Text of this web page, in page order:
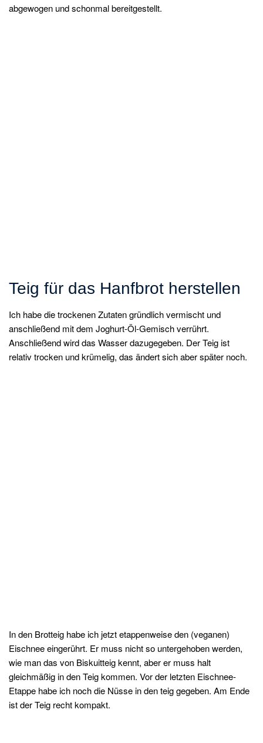
abgewogen und schonmal bereitgestellt.
Teig für das Hanfbrot herstellen
Ich habe die trockenen Zutaten gründlich vermischt und
anschließend mit dem Joghurt-Öl-Gemisch verrührt.
Anschließend wird das Wasser dazugegeben. Der Teig ist
relativ trocken und krümelig, das ändert sich aber später noch.
In den Brotteig habe ich jetzt etappenweise den (veganen)
Eischnee eingerührt. Er muss nicht so untergehoben werden,
wie man das von Biskuitteig kennt, aber er muss halt
gleichmäßig in den Teig kommen. Vor der letzten Eischnee-
Etappe habe ich noch die Nüsse in den teig gegeben. Am Ende
ist der Teig recht kompakt.